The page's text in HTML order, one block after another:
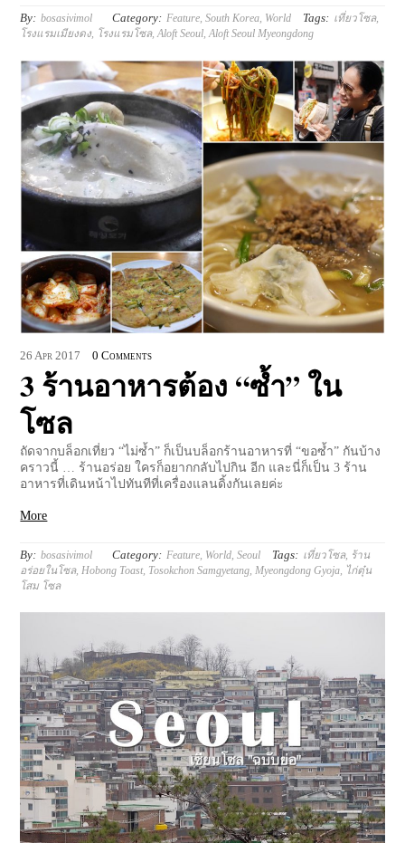
By: bosasivimol Category: Feature,South Korea, World Tags: เที่ยวโซล,
โรงแรมเมียงดง, โรงแรมโซล,Aloft Seoul,Aloft Seoul Myeongdong
26 Apr 2017 0 Comments
3 ร้านอาหารต้อง “ซ้ำ” ใน
โซล
ถัดจากบล็อกเที่ยว “ไม่ซ้ำ” ก็เป็นบล็อกร้านอาหารที่ “ขอซ้ำ” กันบ้าง
คราวนี้ … ร้านอร่อย ใครก็อยากกลับไปกิน อีก และนี่ก็เป็น 3 ร้าน
อาหารที่เดินหน้าไปทันทีที่เครื่องแลนดิ้งกันเลยค่ะ
More
By: bosasivimol Category: Feature World ,Seoul Tags: เที่ยวโซล, ร้าน
อร่อยในโซล, Hobong Toast, Tosokchon Samgyetang Myeongdong Gyoja ไก่ตุ๋น
โสม โซล